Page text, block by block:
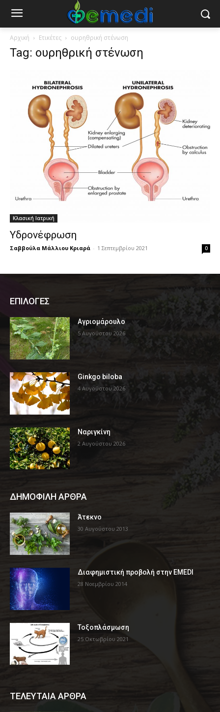
Αρχική Ετικέτες ουρηθρική στένωση
Tag: ουρηθρική στένωση
Κλασική Ιατρική
Υδρονέφρωση
Σαββούλα Μάλλιου Κριαρά - 1 Σεπτεμβρίου 2021 0
ΕΠΙΛΟΓΕΣ
Αγριομάρουλο
5 Αυγούστου 2026
Ginkgo biloba
4 Αυγούστου 2026
Ναριγκίνη
2 Αυγούστου 2026
ΔΗΜΟΦΙΛΗ ΑΡΘΡΑ
Άτεκνο
30 Αυγούστου 2013
Διαφημιστική προβολή στην EMEDI
28 Νοεμβρίου 2014
Τοξοπλάσμωση
25 Οκτωβρίου 2021
ΤΕΛΕΥΤΑΙΑ ΑΡΘΡΑ